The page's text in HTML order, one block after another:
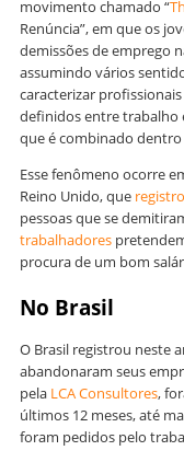
movimento chamado “
Renúncia”, em que os
demissões de emprego
assumindo vários
caracterizar
definidos entre trabalho
que é combinado dentro
Esse fenômeno ocorre
Reino Unido, que
pessoas que se
trabalhadores
procura de um bom
No Brasil
O Brasil registrou neste
abandonaram seus
pela LCA Consultores,
últimos 12 meses, até
foram pedidos pelo